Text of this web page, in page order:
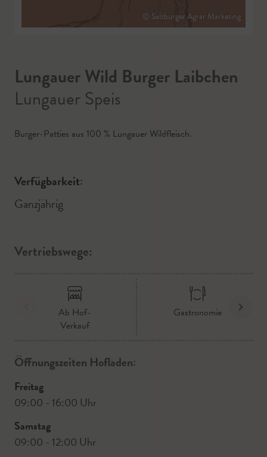
© Salzburger Agrar Marketing
Lungauer Wild Burger Laibchen
Lungauer Speis
Burger-Patties aus 100 % Lungauer Wildfleisch.
Verfügbarkeit:
Ganzjährig
Vertriebswege:
Ab Hof-
Verkauf
Gastronomie
Öffnungszeiten Hofladen:
Freitag
09:00 - 16:00 Uhr
Samstag
09:00 - 12:00 Uhr